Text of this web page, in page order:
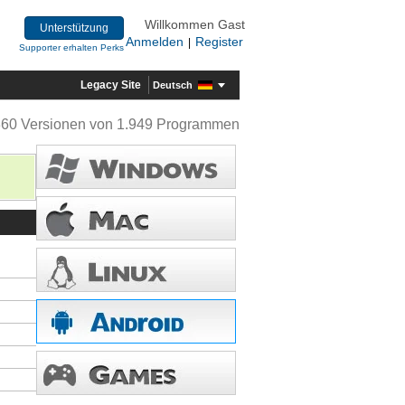
Unterstützung
Supporter erhalten Perks
Willkommen Gast
Anmelden
Register
Legacy Site Deutsch
Versionen von 1.949 Programmen